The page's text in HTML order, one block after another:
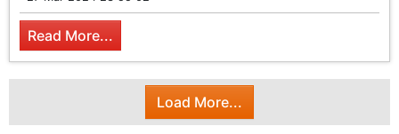
Read More...
Load More...